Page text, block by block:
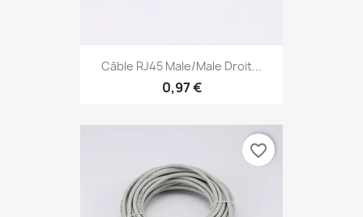
Câble RJ45 Male/Male Droit...
0,97 €
favorite_border